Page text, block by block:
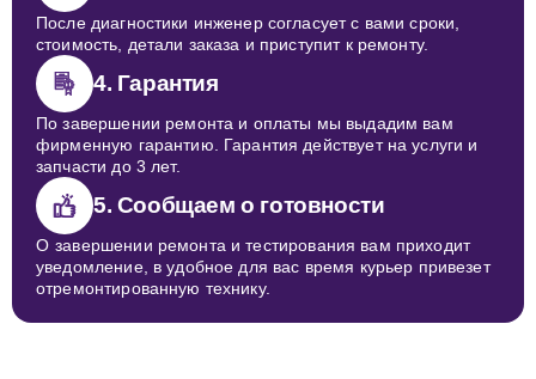
После диагностики инженер согласует с вами сроки,
стоимость, детали заказа и приступит к ремонту.
4. Гарантия
По завершении ремонта и оплаты мы выдадим вам
фирменную гарантию. Гарантия действует на услуги и
запчасти до 3 лет.
5. Сообщаем о готовности
О завершении ремонта и тестирования вам приходит
уведомление, в удобное для вас время курьер привезет
отремонтированную технику.